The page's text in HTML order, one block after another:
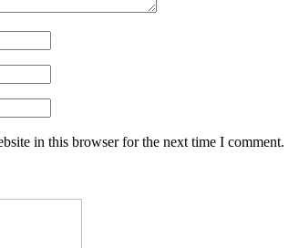
in this browser for the next time I comment.